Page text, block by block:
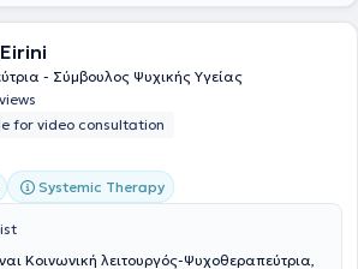
- Σύμβουλος Ψυχικής Υγείας
for video consultation
Systemic Therapy
Κοινωνική λειτουργός-Ψυχοθεραπεύτρια,